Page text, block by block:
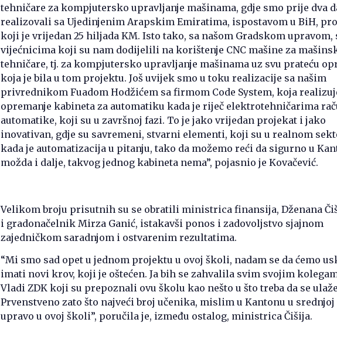
tehničare za kompjutersko upravljanje mašinama, gdje smo prije dva
realizovali sa Ujedinjenim Arapskim Emiratima, ispostavom u BiH,
koji je vrijedan 25 hiljada KM. Isto tako, sa našom Gradskom upravom,
vijećnicima koji su nam dodijelili na korištenje CNC mašine za
tehničare, tj. za kompjutersko upravljanje mašinama uz svu prateću
koja je bila u tom projektu. Još uvijek smo u toku realizacije sa našim
privrednikom Fuadom Hodžićem sa firmom Code System, koja
opremanje kabineta za automatiku kada je riječ elektrotehničarima
automatike, koji su u završnoj fazi. To je jako vrijedan projekat i jako
inovativan, gdje su savremeni, stvarni elementi, koji su u realnom
kada je automatizacija u pitanju, tako da možemo reći da sigurno u
možda i dalje, takvog jednog kabineta nema”, pojasnio je Kovačević.
Velikom broju prisutnih su se obratili ministrica finansija, Dženana
i gradonačelnik Mirza Ganić, istakavši ponos i zadovoljstvo sjajnom
zajedničkom saradnjom i ostvarenim rezultatima.
“Mi smo sad opet u jednom projektu u ovoj školi, nadam se da ćemo
imati novi krov, koji je oštećen. Ja bih se zahvalila svim svojim
Vladi ZDK koji su prepoznali ovu školu kao nešto u što treba da se
Prvenstveno zato što najveći broj učenika, mislim u Kantonu u
upravo u ovoj školi”, poručila je, između ostalog, ministrica Čišija.